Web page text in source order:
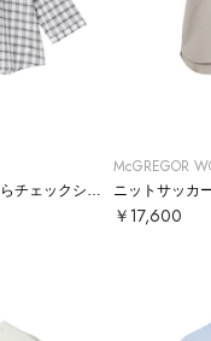
コットンローンさらさらチェックシャツ
McGREGOR
ニットサッカ
￥17,600